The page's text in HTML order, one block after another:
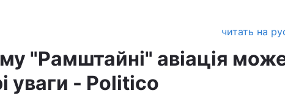
читать на
"Рамштайні" авіація
уваги - Politico